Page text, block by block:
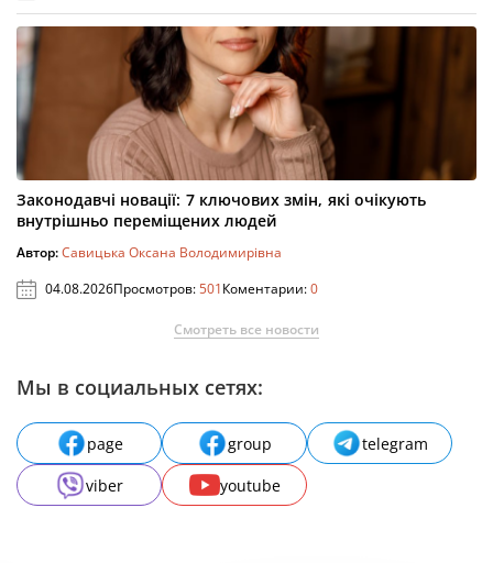
Законодавчі новації: 7 ключових змін, які очікують
внутрішньо переміщених людей
Автор:Савицька Оксана Володимирівна
04.08.2026Просмотров:501Коментарии:0
Смотреть все новости
Мы в социальных сетях:
page group
telegram
viber
youtube